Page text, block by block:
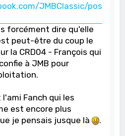
JMBClassic/pos
forcément dire qu'elle
peut-être du coup le
la CRD04 - François qui
à JMB pour
Fanch qui les
est encore plus
je pensais jusque là
.